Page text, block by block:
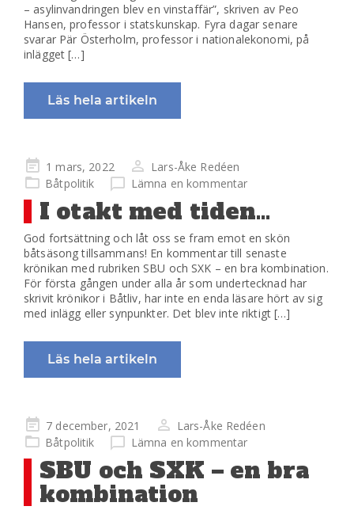
– asylinvandringen blev en vinstaffär”, skriven av Peo
Hansen, professor i statskunskap. Fyra dagar senare
svarar Pär Österholm, professor i nationalekonomi, på
inlägget […]
Läs hela artikeln
Publicerad
på
1 mars, 2022
Lars-Åke Redéen
Båtpolitik
Lämna en kommentar
I otakt med tiden…
God fortsättning och låt oss se fram emot en skön
båtsäsong tillsammans! En kommentar till senaste
krönikan med rubriken SBU och SXK – en bra kombination.
För första gången under alla år som undertecknad har
skrivit krönikor i Båtliv, har inte en enda läsare hört av sig
med inlägg eller synpunkter. Det blev inte riktigt […]
Läs hela artikeln
Publicerad
på
7 december, 2021
Lars-Åke Redéen
Båtpolitik
Lämna en kommentar
SBU och SXK – en bra
kombination